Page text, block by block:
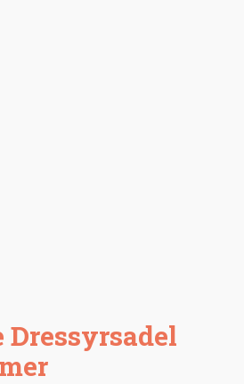
Dressyrsadel